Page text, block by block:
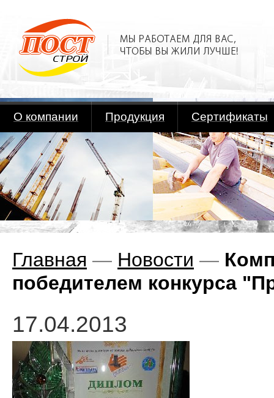
О компании Продукция Сертификаты
Главная — Новости —
победителем конкурса
17.04.2013